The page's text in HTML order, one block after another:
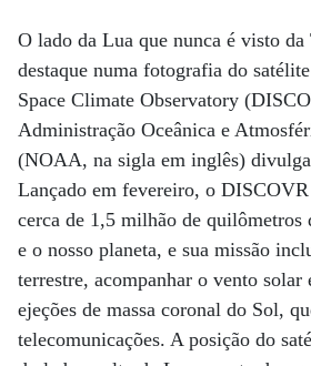
O lado da Lua que nunca é visto da
destaque numa fotografia do
Space Climate Observatory
Administração Oceânica e
(NOAA, na sigla em inglês)
Lançado em fevereiro, o
cerca de 1,5 milhão de quilômetros
e o nosso planeta, e sua missão
terrestre, acompanhar o vento solar
ejeções de massa coronal do Sol,
telecomunicações. A posição do